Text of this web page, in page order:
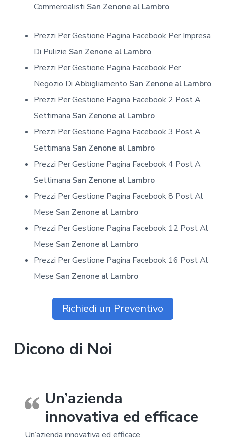
Commercialisti San Zenone al Lambro
Prezzi Per Gestione Pagina Facebook Per Impresa
Di Pulizie San Zenone al Lambro
Prezzi Per Gestione Pagina Facebook Per
Negozio Di Abbigliamento San Zenone al Lambro
Prezzi Per Gestione Pagina Facebook 2 Post A
Settimana San Zenone al Lambro
Prezzi Per Gestione Pagina Facebook 3 Post A
Settimana San Zenone al Lambro
Prezzi Per Gestione Pagina Facebook 4 Post A
Settimana San Zenone al Lambro
Prezzi Per Gestione Pagina Facebook 8 Post Al
Mese San Zenone al Lambro
Prezzi Per Gestione Pagina Facebook 12 Post Al
Mese San Zenone al Lambro
Prezzi Per Gestione Pagina Facebook 16 Post Al
Mese San Zenone al Lambro
Richiedi un Preventivo
Dicono di Noi
Un’azienda
innovativa ed efficace
Un’azienda innovativa ed efficace